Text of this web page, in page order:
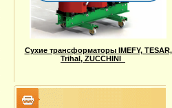
Сухие трансформаторы IMEFY, TESAR,
Trihal, ZUCCHINI